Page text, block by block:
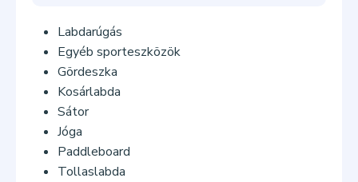
Labdarúgás
Egyéb sporteszközök
Gördeszka
Kosárlabda
Sátor
Jóga
Paddleboard
Tollaslabda